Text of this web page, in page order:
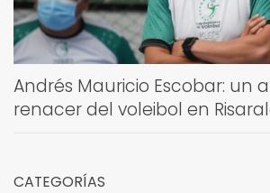
Andrés Mauricio Escobar: un
renacer del voleibol en
CATEGORÍAS